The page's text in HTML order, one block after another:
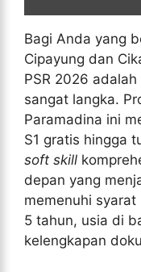
Bagi Anda yang
Cipayung dan
PSR 2026
sangat langka.
Paramadina ini
S1 gratis hingga
soft skill
depan yang
memenuhi
5 tahun, usia di
kelengkapan